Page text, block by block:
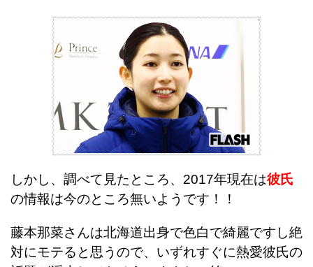
しかし、調べて見たところ、2017年現在は彼氏
の情報は今のところ無いようです！！
藤本那菜さんは北海道出身で色白で綺麗ですし絶
対にモテると思うので、いずれすぐに熱愛彼氏の